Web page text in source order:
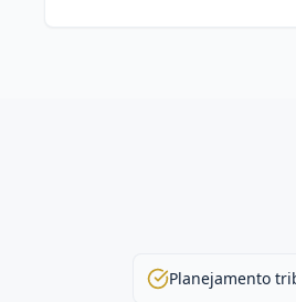
Planejamento